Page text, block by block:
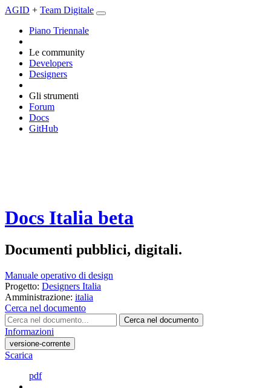
AGID + Team Digitale
Piano Triennale
Le community
Developers
Designers
Gli strumenti
Forum
Docs
GitHub
Docs Italia beta
Documenti pubblici, digitali.
Manuale operativo di design
Progetto: Designers Italia
Amministrazione: italia
Cerca nel documento
Cerca nel documento
Informazioni
versione-corrente
Scarica
pdf